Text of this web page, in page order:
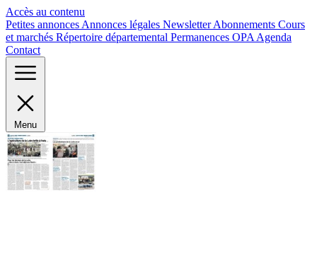
Accès au contenu
Petites annonces Annonces légales NewsletterAbonnements Cours
et marchés Répertoire départemental Permanences OPA Agenda
Contact
Menu
Panneau de gestion des cookies